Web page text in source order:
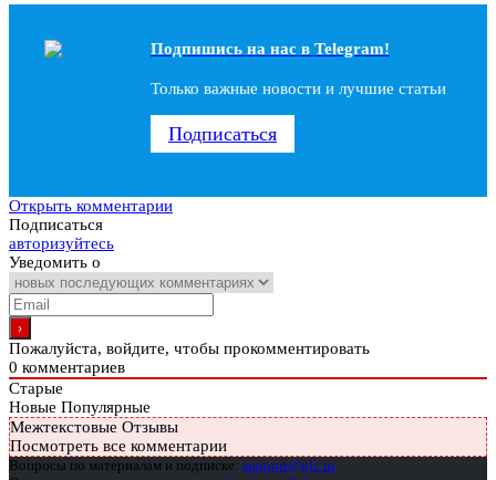
Подпишись на наc в Telegram!
Только важные новости и лучшие статьи
Подписаться
Открыть комментарии
Подписаться
авторизуйтесь
Уведомить о
Пожалуйста, войдите, чтобы прокомментировать
0 комментариев
Старые
Новые Популярные
Межтекстовые Отзывы
Посмотреть все комментарии
Вопросы по материалам и подписке: support@glc.ru